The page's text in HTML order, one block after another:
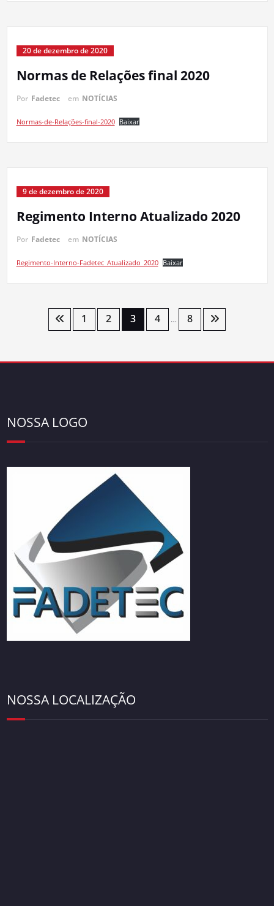
20 de dezembro de 2020
Normas de Relações final 2020
Por Fadetec em NOTÍCIAS
Normas-de-Relações-final-2020 Baixar
9 de dezembro de 2020
Regimento Interno Atualizado 2020
Por Fadetec em NOTÍCIAS
Regimento-Interno-Fadetec_Atualizado_2020 Baixar
Paginação1 2 3 4 … 8
NOSSA LOGO
NOSSA LOCALIZAÇÃO